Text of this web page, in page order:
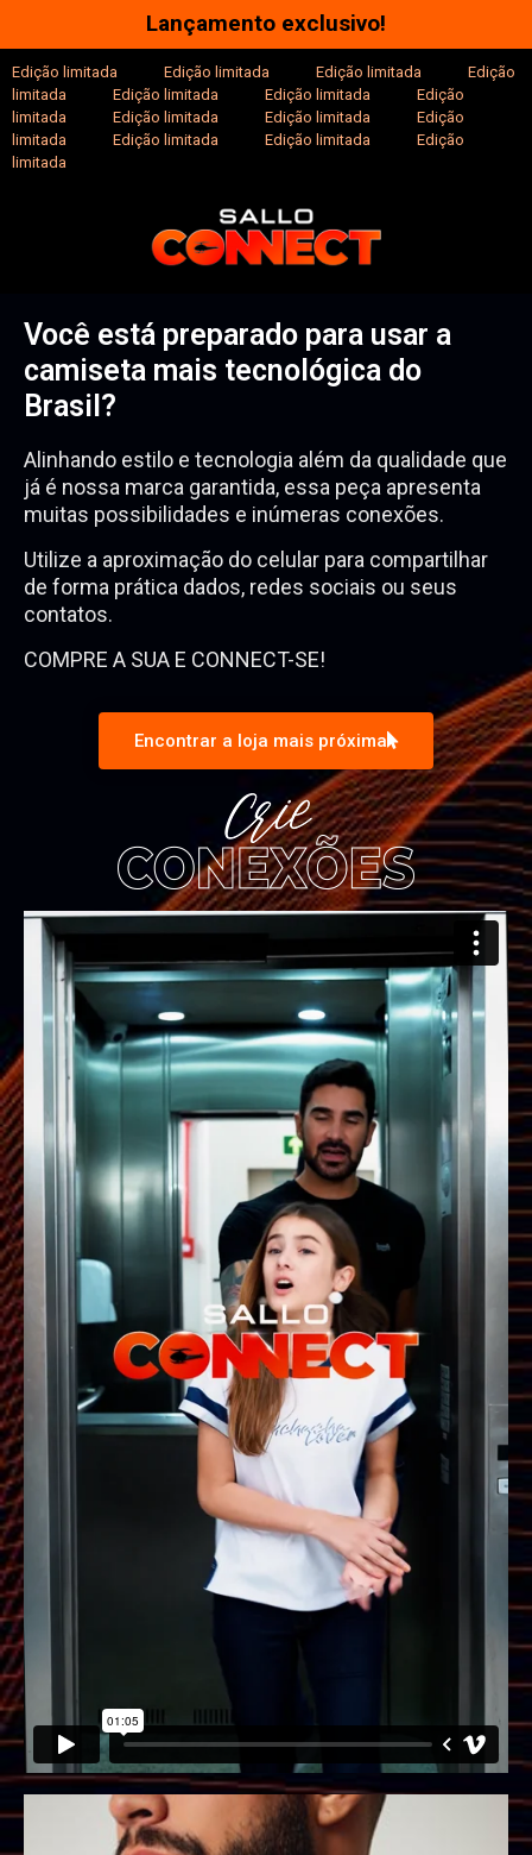
Lançamento exclusivo!
Edição limitada Edição limitada Edição limitada
Edição
limitada
Edição limitada Edição limitada
Edição
limitada
Edição limitada Edição limitada
Edição
limitada
Edição limitada Edição limitada
Edição
limitada
Você está preparado para usar a
camiseta mais tecnológica do
Brasil?
Alinhando estilo e tecnologia além da qualidade que
já é nossa marca garantida, essa peça apresenta
muitas possibilidades e inúmeras conexões.
Utilize a aproximação do celular para compartilhar
de forma prática dados, redes sociais ou seus
contatos.
COMPRE A SUA E CONNECT-SE!
Encontrar a loja mais próxima